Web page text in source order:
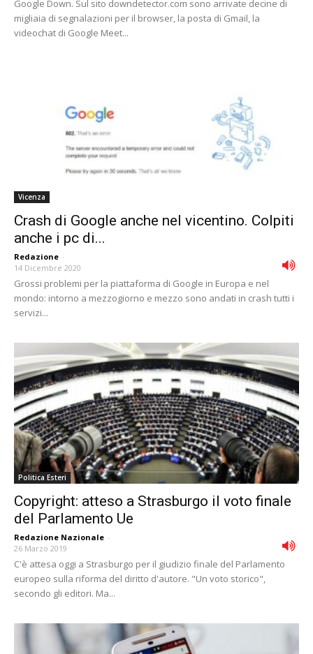
Google Down. Sul sito downdetector.com sono arrivate decine di
migliaia di segnalazioni per il browser, la posta di Gmail, la
videochat di Google Meet...
Vicenza
Crash di Google anche nel vicentino. Colpiti
anche i pc di...
Redazione -
14 Dicembre 2020
Grossi problemi per la piattaforma di Google in Europa e nel
mondo: intorno a mezzogiorno e mezzo sono andati in crash tutti i
servizi...
Politica Esteri
Copyright: atteso a Strasburgo il voto finale
del Parlamento Ue
Redazione Nazionale -
26 Marzo 2019
C'è attesa oggi a Strasburgo per il giudizio finale del Parlamento
europeo sulla riforma del diritto d'autore. "Un voto storico",
secondo gli editori. Ma...